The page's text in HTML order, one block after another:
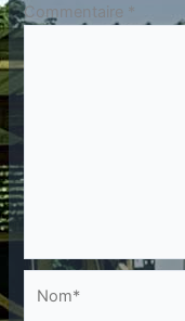
Commentaire *